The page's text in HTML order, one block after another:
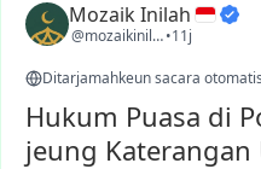
Mozaik Inilah
@mozaikinilah•11j
Ditarjamahkeun sacara otomatis
Hukum Puasa di
jeung Katerangan